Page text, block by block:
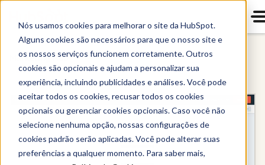
Nós usamos cookies para melhorar o site da HubSpot.
Alguns cookies são necessários para que o nosso site e
os nossos serviços funcionem corretamente. Outros
cookies são opcionais e ajudam a personalizar sua
experiência, incluindo publicidades e análises. Você pode
aceitar todos os cookies, recusar todos os cookies
opcionais ou gerenciar cookies opcionais. Caso você não
selecione nenhuma opção, nossas configurações de
cookies padrão serão aplicadas. Você pode alterar suas
preferências a qualquer momento. Para saber mais,
Marketing Hub